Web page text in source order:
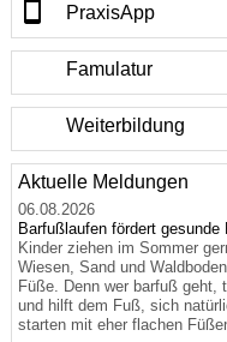
PraxisApp
Famulatur
Weiterbildung
Aktuelle Meldungen
06.08.2026
Barfußlaufen fördert gesunde
Kinder ziehen im Sommer
Wiesen, Sand und
Füße. Denn wer barfuß geht,
und hilft dem Fuß, sich
starten mit eher flachen